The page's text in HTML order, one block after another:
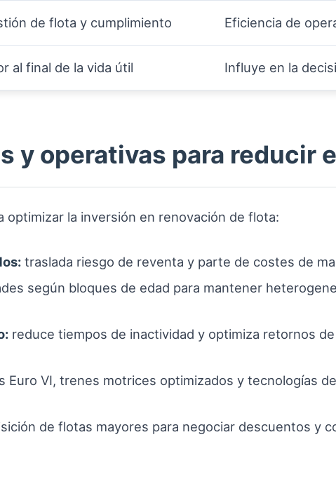
de flota y cumplimiento Eficiencia de
al final de la vida útil Influye en la
y operativas para reducir
optimizar la inversión en renovación de flota:
traslada riesgo de reventa y parte de costes de
según bloques de edad para mantener
reduce tiempos de inactividad y optimiza retornos
Euro VI, trenes motrices optimizados y tecnologías
de flotas mayores para negociar descuentos y